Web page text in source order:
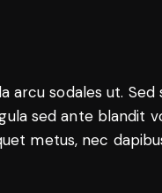
arcu sodales ut. Sed
sed ante blandit
metus, nec